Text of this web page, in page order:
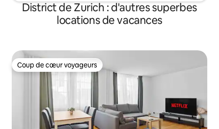
District de Zurich : d'autres superbes
locations de vacances
Coup de cœur voyageurs
Coup de cœur voyageurs